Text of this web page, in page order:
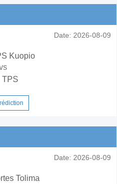
Date: 2026-08-09
Kuopio
TPS
Date: 2026-08-09
Tolima